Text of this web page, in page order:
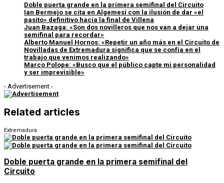
Doble puerta grande en la primera semifinal del Circuito
Ian Bermejo se cita en Algemesí con la ilusión de dar «el
pasito» definitivo hacia la final de Villena
Juan Bazaga: «Son dos novilleros que nos van a dejar una
semifinal para recordar»
Alberto Manuel Hornos: «Repetir un año más en el Circuito de
Novilladas de Extremadura significa que se confía en el
trabajo que venimos realizando»
Marco Polope: «Busco que el público capte mi personalidad
y ser imprevisible»
- Advertisement -
Related articles
Extremadura
Doble puerta grande en la primera semifinal del
Circuito